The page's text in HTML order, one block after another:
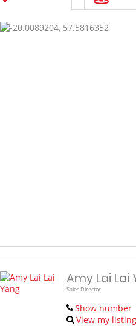
Amy Lai Lai
Sales Director
Show number
View my